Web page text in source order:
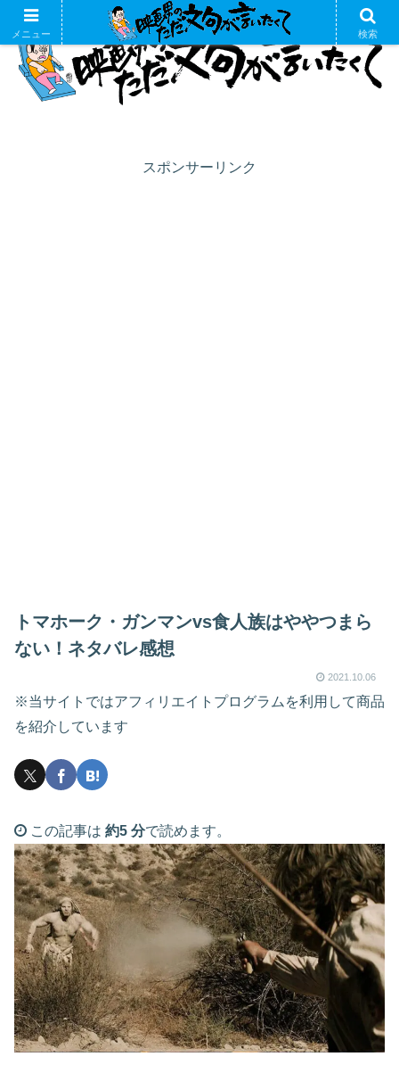
スポンサーリンク
トマホーク・ガンマンvs食人族はややつまら
ない！ネタバレ感想
2021.10.06
※当サイトではアフィリエイトプログラムを利用して商品
を紹介しています
この記事は 約5 分で読めます。
メニュー 検索